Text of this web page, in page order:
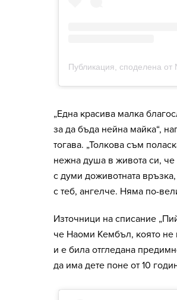
„Една красива малка
за да бъда нейна майка“,
тогава. „Толкова съм
нежна душа в живота си,
с думи доживотната
с теб, ангелче. Няма по-
Източници на списание
че Наоми Кембъл, която не
и е била отгледана
да има дете поне от 10